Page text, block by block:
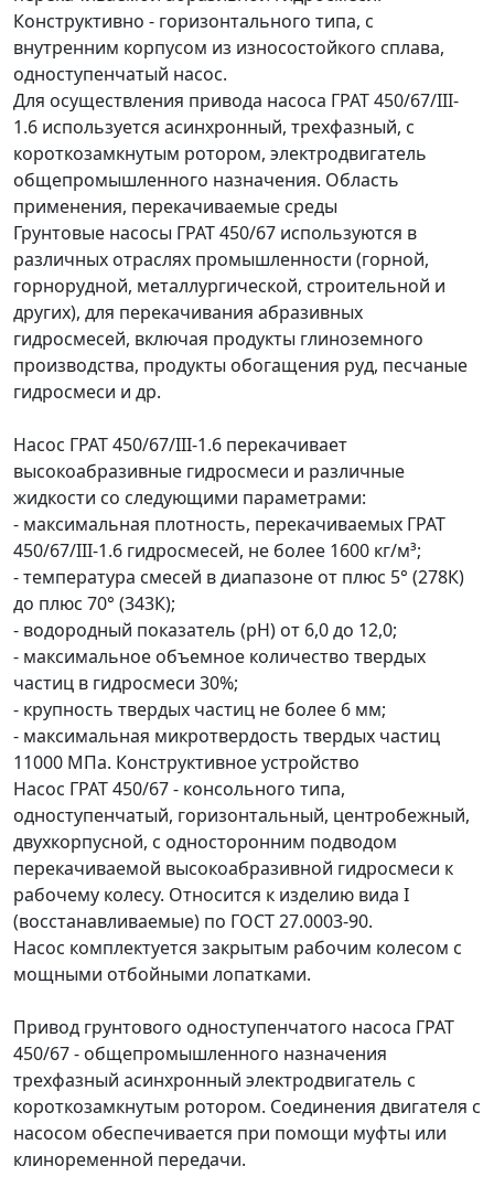
Конструктивно - горизонтального типа, с
внутренним корпусом из износостойкого сплава,
одноступенчатый насос.
Для осуществления привода насоса ГРАТ 450/67/III-
1.6 используется асинхронный, трехфазный, с
короткозамкнутым ротором, электродвигатель
общепромышленного назначения. Область
применения, перекачиваемые среды
Грунтовые насосы ГРАТ 450/67 используются в
различных отраслях промышленности (горной,
горнорудной, металлургической, строительной и
других), для перекачивания абразивных
гидросмесей, включая продукты глиноземного
производства, продукты обогащения руд, песчаные
гидросмеси и др.
Насос ГРАТ 450/67/III-1.6 перекачивает
высокоабразивные гидросмеси и различные
жидкости со следующими параметрами:
- максимальная плотность, перекачиваемых ГРАТ
450/67/III-1.6 гидросмесей, не более 1600 кг/м³;
- температура смесей в диапазоне от плюс 5° (278К)
до плюс 70° (343К);
- водородный показатель (pH) от 6,0 до 12,0;
- максимальное объемное количество твердых
частиц в гидросмеси 30%;
- крупность твердых частиц не более 6 мм;
- максимальная микротвердость твердых частиц
11000 МПа. Конструктивное устройство
Насос ГРАТ 450/67 - консольного типа,
одноступенчатый, горизонтальный, центробежный,
двухкорпусной, с односторонним подводом
перекачиваемой высокоабразивной гидросмеси к
рабочему колесу. Относится к изделию вида I
(восстанавливаемые) по ГОСТ 27.0003-90.
Насос комплектуется закрытым рабочим колесом с
мощными отбойными лопатками.
Привод грунтового одноступенчатого насоса ГРАТ
450/67 - общепромышленного назначения
трехфазный асинхронный электродвигатель с
короткозамкнутым ротором. Соединения двигателя с
насосом обеспечивается при помощи муфты или
клиноременной передачи.